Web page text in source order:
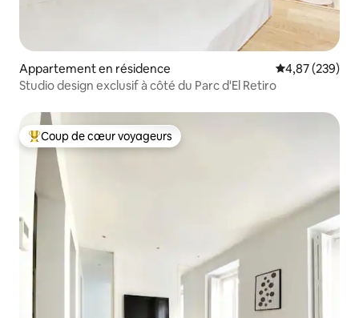
Appartement en résidence Évaluation
4,87 (239)
Studio design exclusif à côté du Parc d'El Retiro
Coups de cœur voyageurs les plus appréciés
Coup de cœur voyageurs